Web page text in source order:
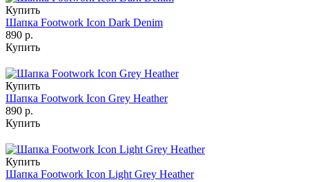
Купить
Шапка Footwork Icon Dark Denim
890 р.
Купить
Купить
Шапка Footwork Icon Grey Heather
890 р.
Купить
Купить
Шапка Footwork Icon Light Grey Heather